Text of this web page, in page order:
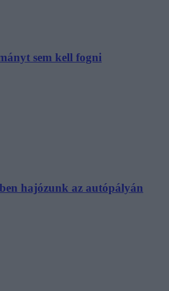
sem kell fogni
hajózunk az autópályán